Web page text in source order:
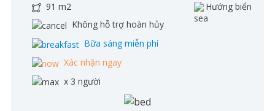
91 m2
Hướng biển
Không hỗ trợ hoàn hủy
Bữa sáng miễn phí
Xác nhận ngay
x 3 người